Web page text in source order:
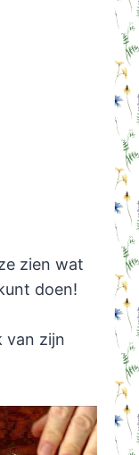
zien wat
doen!
van zijn